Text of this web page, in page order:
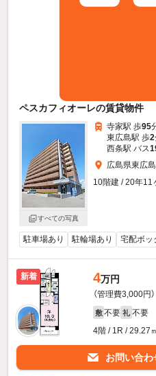
ペスカフィオーレの賃貸物件
すべての写真
寺家駅 歩95
東広島駅 歩2
西条駅 バス
広島県東広
10階建 / 20年11
駐車場あり 駐輪場あり 宅配ボッ
新着 4万円
（管理費3,000円）
敷 不要 礼 不要
4階 / 1R / 29.27
お問い合わ